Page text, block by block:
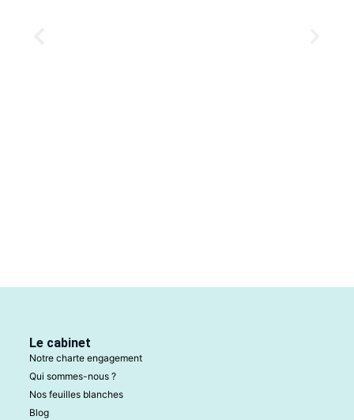
Le cabinet
Notre charte engagement
Qui sommes-nous ?
Nos feuilles blanches
Blog